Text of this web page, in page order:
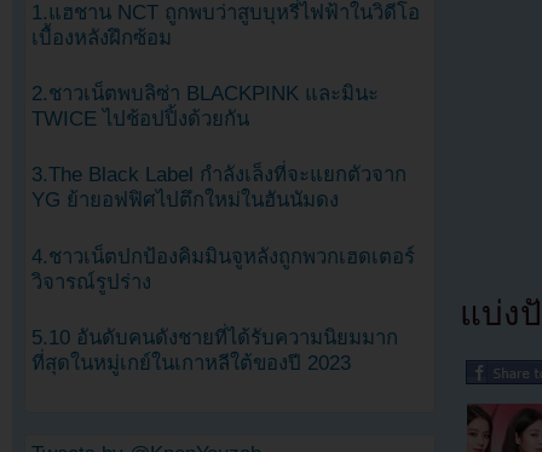
แบ่ง
1.แฮชาน NCT ถูกพบว่าสูบบุหรี่ไฟฟ้าในวิดีโอ
เบื้องหลังฝึกซ้อม
2.ชาวเน็ตพบลิซ่า BLACKPINK และมินะ
TWICE ไปช้อปปิ้งด้วยกัน
3.The Black Label กำลังเล็งที่จะแยกตัวจาก
YG ย้ายอฟฟิศไปตึกใหม่ในฮันนัมดง
4.ชาวเน็ตปกป้องคิมมินจูหลังถูกพวกเฮดเตอร์
วิจารณ์รูปร่าง
5.10 อันดับคนดังชายที่ได้รับความนิยมมาก
ที่สุดในหมู่เกย์ในเกาหลีใต้ของปี 2023